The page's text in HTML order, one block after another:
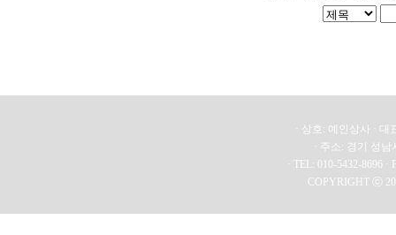
· 상호: 예인상사 ·
· 주소: 경기 성
· TEL: 010-5432-8696
COPYRIGHT ⓒ